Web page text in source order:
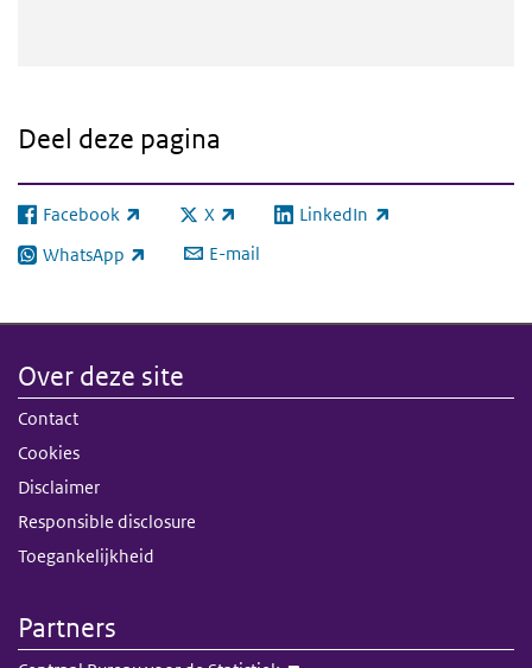
Deel deze pagina
Facebook
(externe link) X
(externe link) LinkedIn
(externe link)
WhatsApp
(externe link) E-mail
Over deze site
Contact
Cookies
Disclaimer
Responsible disclosure
Toegankelijkheid
Partners